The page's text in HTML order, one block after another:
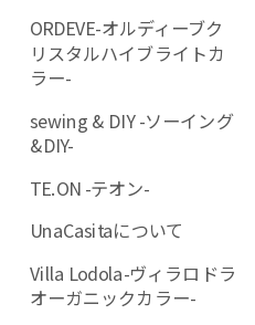
ORDEVE-オルディーブク
リスタルハイブライトカ
ラー-
sewing & DIY -ソーイング
&DIY-
TE.ON -テオン-
UnaCasitaについて
Villa Lodola-ヴィラロドラ
オーガニックカラー-